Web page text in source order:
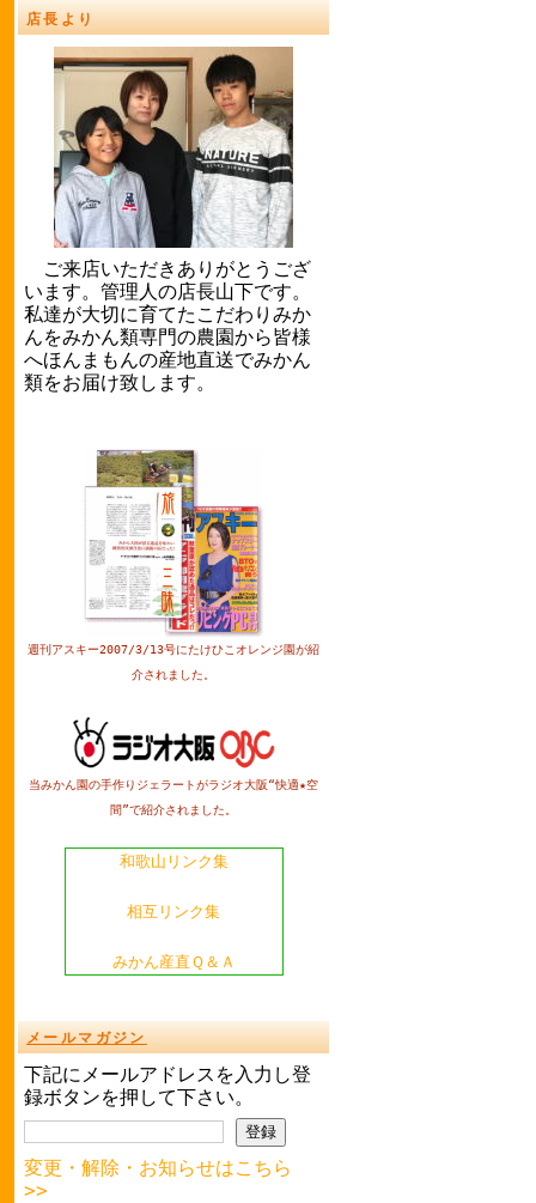
店長より
ご来店いただきありがとうござ
います。管理人の店長山下です。
私達が大切に育てたこだわりみか
んをみかん類専門の農園から皆様
へほんまもんの産地直送でみかん
類をお届け致します。
週刊アスキー2007/3/13号にたけひこオレンジ園が紹
介されました。
当みかん園の手作りジェラートがラジオ大阪“快適★空
間”で紹介されました。
和歌山リンク集
相互リンク集
みかん産直Ｑ＆Ａ
メールマガジン
下記にメールアドレスを入力し登
録ボタンを押して下さい。
変更・解除・お知らせはこちら
>>